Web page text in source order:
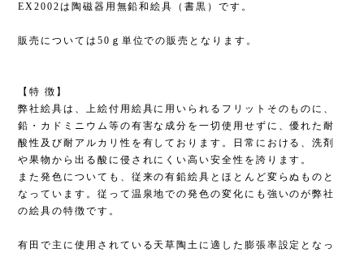
EX2002は陶磁器用無鉛和絵具（書黒）です。
販売については50ｇ単位での販売となります。
【特 徴】
弊社絵具は、上絵付用絵具に用いられるフリットそのものに、
鉛・カドミニウム等の有害な成分を一切使用せずに、優れた耐
酸性及び耐アルカリ性を有しております。日常における、洗剤
や果物から出る酸に侵されにくい高い安全性を誇ります。
また発色についても、従来の有鉛絵具とほとんど変らぬものと
なっています。従って温泉地での発色の変化にも強いのが弊社
の絵具の特徴です。
有田で主に使用されている天草陶土に適した膨張率設定となっ